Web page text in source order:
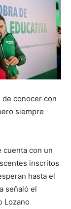
conocer con
siempre
cuenta con un
inscritos
hasta el
señaló el
Lozano